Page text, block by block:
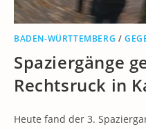
BADEN-WÜRTTEMBERG /
Spaziergänge
Rechtsruck in
Heute fand der 3.